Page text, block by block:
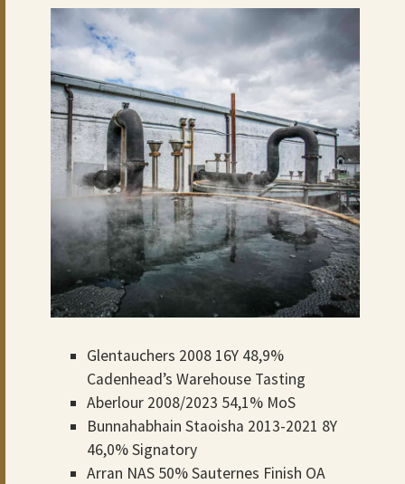
Glentauchers 2008 16Y 48,9%
Cadenhead’s Warehouse Tasting
Aberlour 2008/2023 54,1% MoS
Bunnahabhain Staoisha 2013-2021 8Y
46,0% Signatory
Arran NAS 50% Sauternes Finish OA